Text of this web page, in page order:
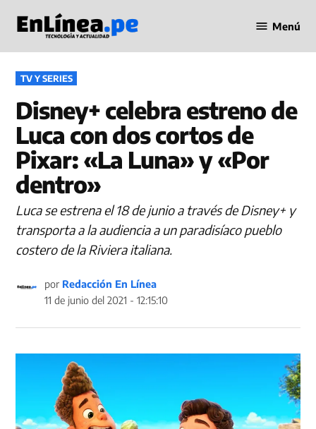
contenido
en Línea
Menú
PUBLICADO
EN
TV Y SERIES
Disney+ celebra estreno de
Luca con dos cortos de
Pixar: «La Luna» y «Por
dentro»
Luca se estrena el 18 de junio a través de Disney+ y
transporta a la audiencia a un paradisíaco pueblo
costero de la Riviera italiana.
por Redacción En Línea
11 de junio del 2021 - 12:15:10